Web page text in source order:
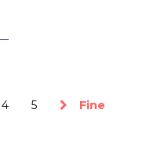
Il tuo
4 5 Fine